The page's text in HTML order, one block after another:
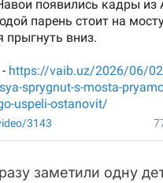
заметили одну